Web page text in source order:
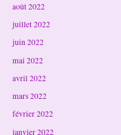
août 2022
juillet 2022
juin 2022
mai 2022
avril 2022
mars 2022
février 2022
janvier 2022